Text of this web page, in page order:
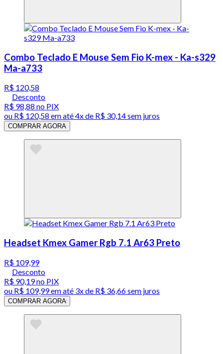
Combo Teclado E Mouse Sem Fio K-mex - Ka-s329
Ma-a733
R$ 120,58
Desconto
R$ 98,88 no PIX
ou R$ 120,58 em até4x de R$ 30,14 sem juros
COMPRAR AGORA
Headset Kmex Gamer Rgb 7.1 Ar63 Preto
R$ 109,99
Desconto
R$ 90,19no PIX
ou R$ 109,99em até 3x de R$ 36,66 sem juros
COMPRAR AGORA